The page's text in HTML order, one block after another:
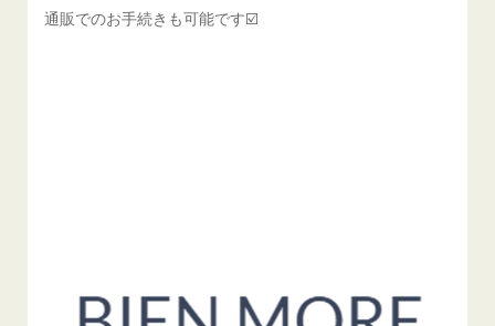
通販でのお手続きも可能です☑️